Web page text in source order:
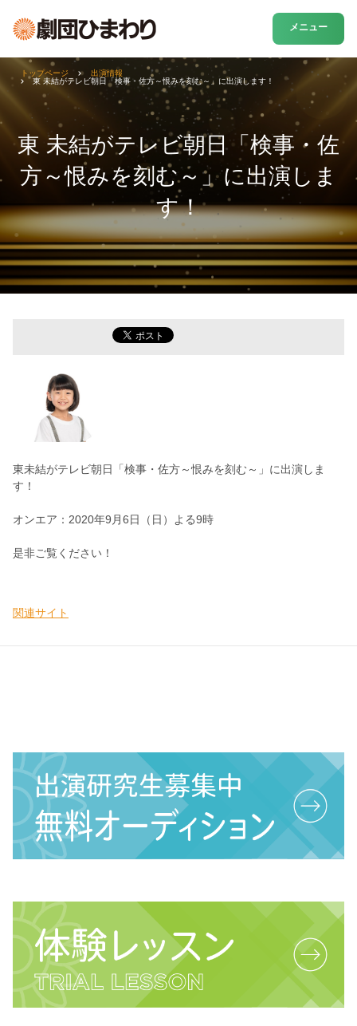
メニュー
東 未結がテレビ朝日「検事・佐
方～恨みを刻む～」に出演しま
す！
トップページ
出演情報
東 未結がテレビ朝日「検事・佐方～恨みを刻む～」に出演します！
東未結がテレビ朝日「検事・佐方～恨みを刻む～」に出演しま
す！
オンエア：2020年9月6日（日）よる9時
是非ご覧ください！
関連サイト